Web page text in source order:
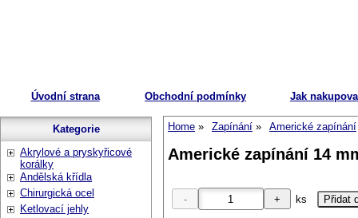
Úvodní strana Obchodní podmínky Jak
Home Zapínání Americké zapínání
Americké zapínání 14
ks
Kategorie
Akrylové a pryskyřicové
korálky
Andělská křídla
Chirurgická ocel
Ketlovací jehly